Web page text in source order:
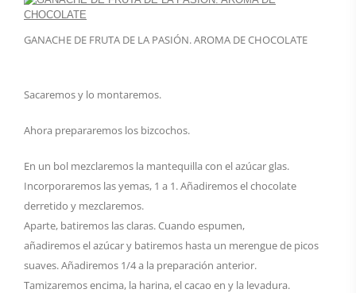
GANACHE DE FRUTA DE LA PASIÓN. AROMA DE CHOCOLATE
Sacaremos y lo montaremos.
Ahora prepararemos los bizcochos.
En un bol mezclaremos la mantequilla con el azúcar glas.
Incorporaremos las yemas, 1 a 1. Añadiremos el chocolate
derretido y mezclaremos.
Aparte, batiremos las claras. Cuando espumen,
añadiremos el azúcar y batiremos hasta un merengue de picos
suaves. Añadiremos 1/4 a la preparación anterior.
Tamizaremos encima, la harina, el cacao en y la levadura.